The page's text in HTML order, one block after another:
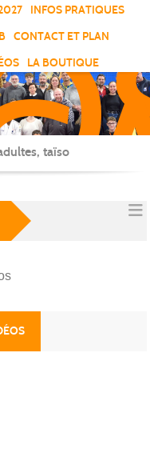
INFOS PRATIQUES
CONTACT ET PLAN
LA BOUTIQUE
taïso